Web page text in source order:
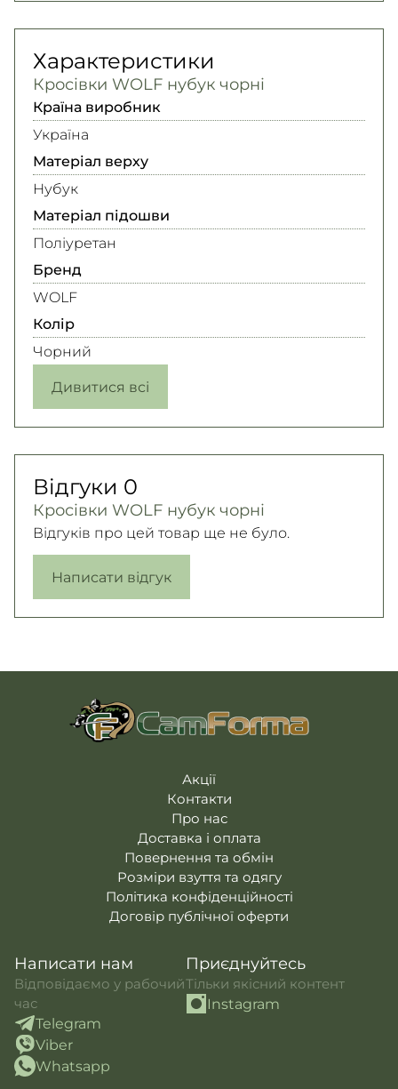
Характеристики
Кросівки WOLF нубук чорні
Країна виробник
Україна
Матеріал верху
Нубук
Матеріал підошви
Поліуретан
Бренд
WOLF
Колір
Чорний
Дивитися всі
Відгуки 0
Кросівки WOLF нубук чорні
Відгуків про цей товар ще не було.
Написати відгук
Акції
Контакти
Про нас
Доставка і оплата
Повернення та обмін
Розміри взуття та одягу
Політика конфіденційності
Договір публічної оферти
Написати нам
Відповідаємо у рабочий
час
Telegram
Viber
Whatsapp
Приєднуйтесь
Тільки якісний контент
Instagram